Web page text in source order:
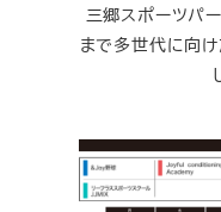
三郷スポーツパ
まで多世代に向